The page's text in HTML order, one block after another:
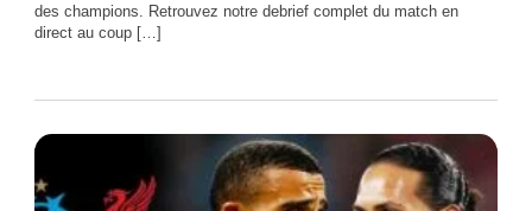
des champions. Retrouvez notre debrief complet du match en
direct au coup […]